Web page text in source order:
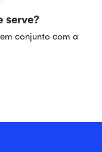
serve?
conjunto com a